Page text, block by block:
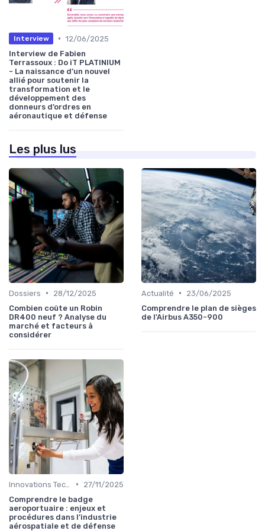
Interview • 12/06/2025
Interview de Fabien
Terrassoux : Do iT PLATINIUM
- La naissance d’un nouvel
allié pour soutenir la
transformation et le
développement des
donneurs d’ordres en
aéronautique et défense
Les plus lus
Dossiers •
28/12/2025
Combien coûte un Robin
DR400 neuf ? Analyse du
marché et facteurs à
considérer
Actualité •
23/06/2025
Comprendre le plan de sièges
de l'Airbus A350-900
•
27/11/2025
Comprendre le badge
aeroportuaire : enjeux et
procédures dans l’industrie
aérospatiale et de défense